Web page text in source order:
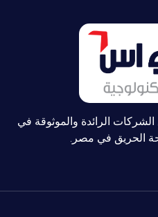
الرائدة والموثوقة في
الحريق في مصر.